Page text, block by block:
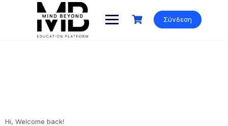
Σύνδεση
Hi, Welcome back!